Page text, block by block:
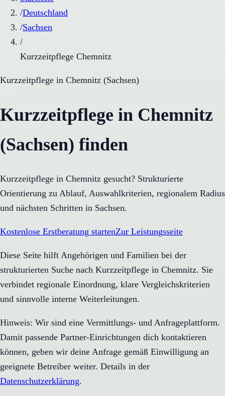
/Deutschland
/Sachsen
/
Kurzzeitpflege Chemnitz
Kurzzeitpflege in Chemnitz (Sachsen)
Kurzzeitpflege in Chemnitz
(Sachsen) finden
Kurzzeitpflege in Chemnitz gesucht? Strukturierte
Orientierung zu Ablauf, Auswahlkriterien, regionalem Radius
und nächsten Schritten in Sachsen.
Kostenlose Erstberatung startenZur Leistungsseite
Diese Seite hilft Angehörigen und Familien bei der
strukturierten Suche nach Kurzzeitpflege in Chemnitz. Sie
verbindet regionale Einordnung, klare Vergleichskriterien
und sinnvolle interne Weiterleitungen.
Hinweis: Wir sind eine Vermittlungs- und Anfrageplattform.
Damit passende Partner-Einrichtungen dich kontaktieren
können, geben wir deine Anfrage gemäß Einwilligung an
geeignete Betreiber weiter. Details in der
Datenschutzerklärung.